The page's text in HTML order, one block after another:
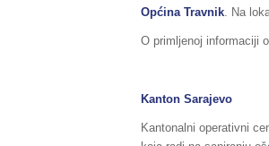
Općina Travnik. Na
O primljenoj informaciji
Kanton Sarajevo
Kantonalni operativni